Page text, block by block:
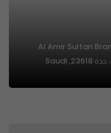
7237 Al Amir Sultan
Shop #2، المحمدية، جدة 23625،, المحمدية، جدة 23618, Saudi